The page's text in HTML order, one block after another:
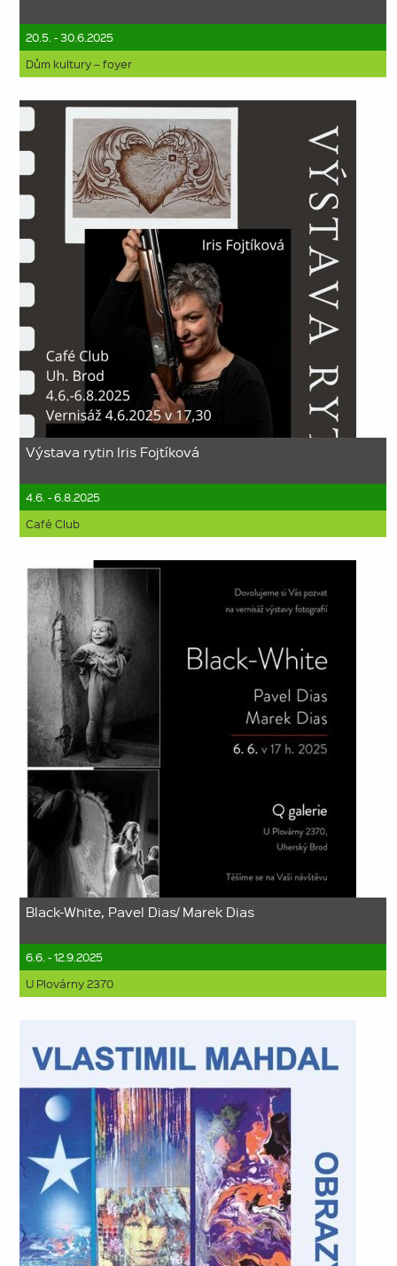
20.5. - 30.6.2025
Dům kultury – foyer
Výstava rytin Iris Fojtíková
4.6. - 6.8.2025
Café Club
Black-White, Pavel Dias/ Marek Dias
6.6. - 12.9.2025
U Plovárny 2370